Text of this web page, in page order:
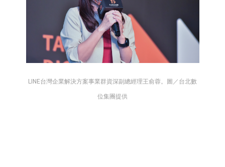
LINE台灣企業解決方案事業群資深副總經理王俞蓉。圖／台北數
位集團提供